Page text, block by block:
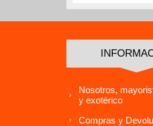
Nosotros,
y exotérico
Compras y